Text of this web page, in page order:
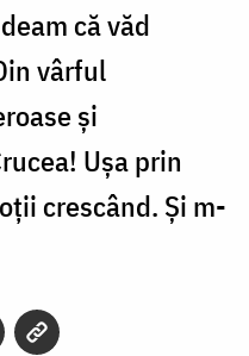
că văd
vârful
și
Ușa prin
crescând. Și m-